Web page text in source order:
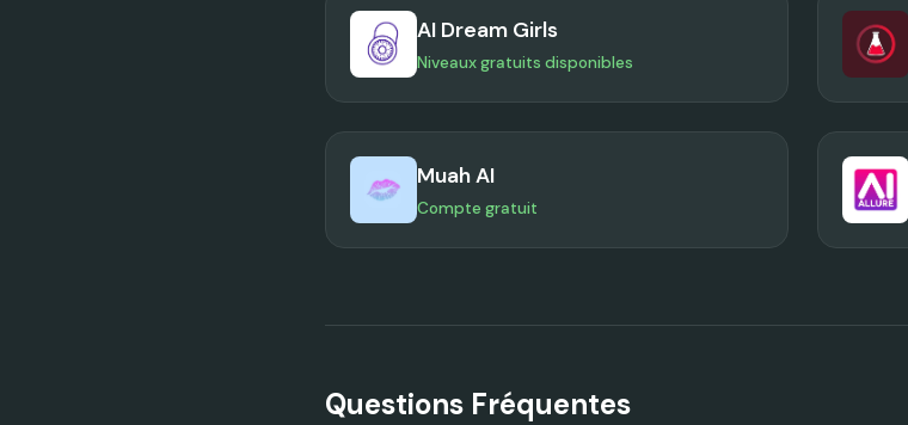
AI Dream Girls
Niveaux gratuits disponibles
Muah AI
Compte gratuit
Questions Fréquentes